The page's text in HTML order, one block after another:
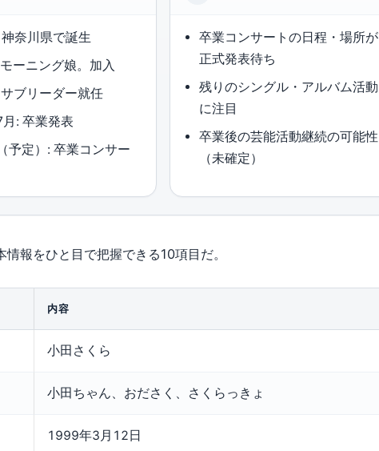
奈川県で誕生
ーニング娘。加入
ブリーダー就任
: 卒業発表
予定）: 卒業コンサー
卒業コンサートの日程・場所が
正式発表待ち
残りのシングル・アルバム活動
に注目
卒業後の芸能活動継続の可能性
（未確定）
報をひと目で把握できる10項目だ。
内容
小田さくら
小田ちゃん、おださく、さくらっきょ
1999年3月12日